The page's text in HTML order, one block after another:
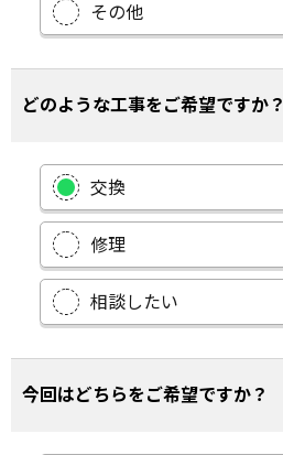
その他
どのような工事をご希望ですか？
交換
修理
相談したい
今回はどちらをご希望ですか？